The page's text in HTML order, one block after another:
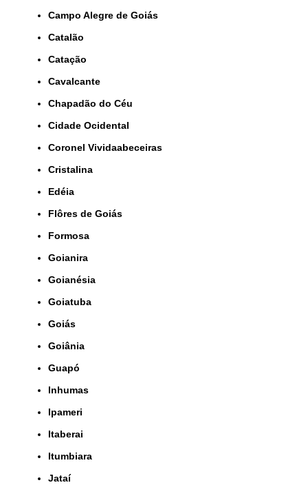
Campo Alegre de Goiás
Catalão
Catação
Cavalcante
Chapadão do Céu
Cidade Ocidental
Coronel Vividaabeceiras
Cristalina
Edéia
Flôres de Goiás
Formosa
Goianira
Goianésia
Goiatuba
Goiás
Goiânia
Guapó
Inhumas
Ipameri
Itaberai
Itumbiara
Jataí